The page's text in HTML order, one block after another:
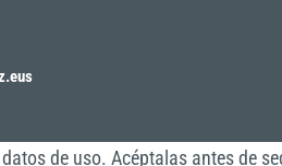
de uso. Acéptalas antes de